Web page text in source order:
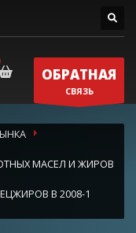
ОБРАТНАЯ
СВЯЗЬ
МАСЕЛ И ЖИРОВ
В 2008-1